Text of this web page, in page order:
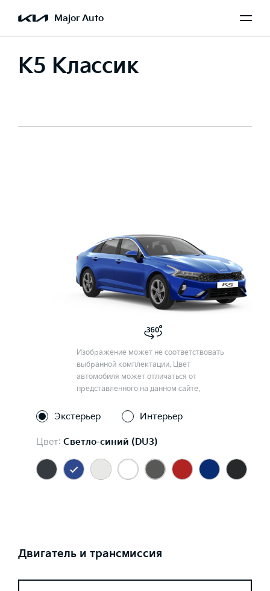
Major Auto
K5 Классик
Изображение может не соответствовать
выбранной комплектации. Цвет
автомобиля может отличаться от
представленного на данном сайте.
Экстерьер Интерьер
Цвет: Светло-синий (DU3)
Двигатель и трансмиссия